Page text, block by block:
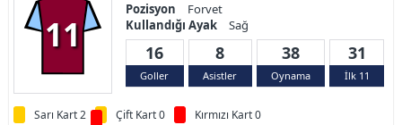
11
Pozisyon
Forvet
Kullandığı Ayak
Sağ
16
Goller
8
Asistler
38
Oynama
31
İlk 11
Sarı Kart 2 Çift Kart 0 Kırmızı Kart 0